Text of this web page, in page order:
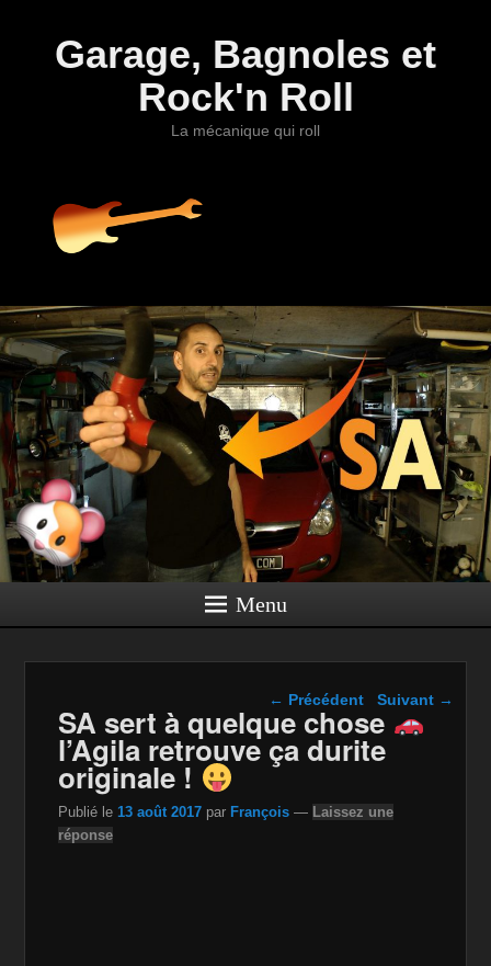
Garage, Bagnoles et
Rock'n Roll
La mécanique qui roll
Menu
Navigation dans les
articles
← Précédent Suivant →
SA sert à quelque chose
l’Agila retrouve ça durite
originale !
Publié le 13 août 2017 par François — Laissez une
réponse